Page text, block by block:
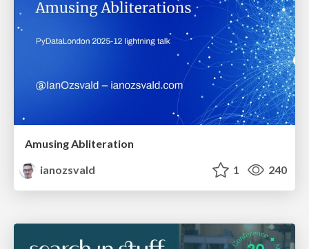
Amusing Abliteration
ianozsvald
1 240